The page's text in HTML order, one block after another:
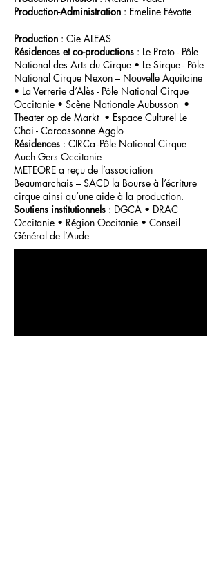
Production-Administration : Emeline Févotte
Production : Cie ALEAS
Résidences et co-productions : Le Prato - Pôle
National des Arts du Cirque • Le Sirque - Pôle
National Cirque Nexon – Nouvelle Aquitaine
• La Verrerie d’Alès - Pôle National Cirque
Occitanie • Scène Nationale Aubusson •
Theater op de Markt • Espace Culturel Le
Chai - Carcassonne Agglo
Résidences : CIRCa -Pôle National Cirque
Auch Gers Occitanie
METEORE a reçu de l’association
Beaumarchais – SACD la Bourse à l’écriture
cirque ainsi qu’une aide à la production.
Soutiens institutionnels : DGCA • DRAC
Occitanie • Région Occitanie • Conseil
Général de l’Aude